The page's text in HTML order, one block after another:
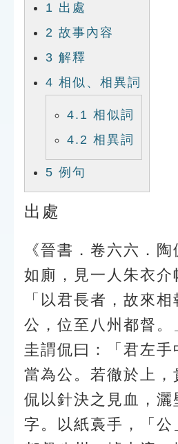
單字索引
生命大百科索引
遊戲專區
貓頭鷹博士
1 出處
2 故事內容
3 解釋
4 相似、相異詞
4.1 相似詞
4.2 相異詞
5 例句
出處
《晉書．卷六六．
如廁，見一人朱衣介
「以君長者，故來
公，位至八州都督。
圭謂侃曰：「君左手
當為公。若徹於上，
侃以針決之見血，灑
字。以紙裛手，「公